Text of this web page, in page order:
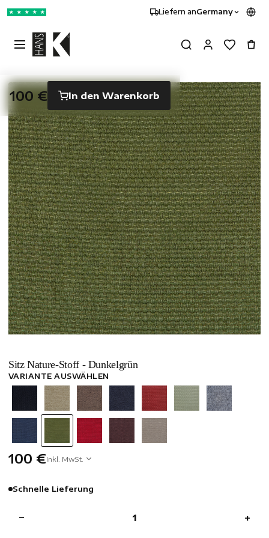
★ ★ ★ ★ ★ Liefern anGermany
Sitz Nature-Stoff - Dunkelgrün
VARIANTE AUSWÄHLEN
100 €Inkl. MwSt.
Schnelle Lieferung
− +
100 € In den Warenkorb